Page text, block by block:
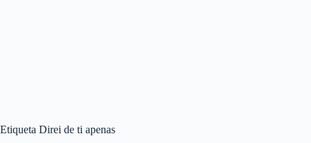
Etiqueta Direi de ti apenas